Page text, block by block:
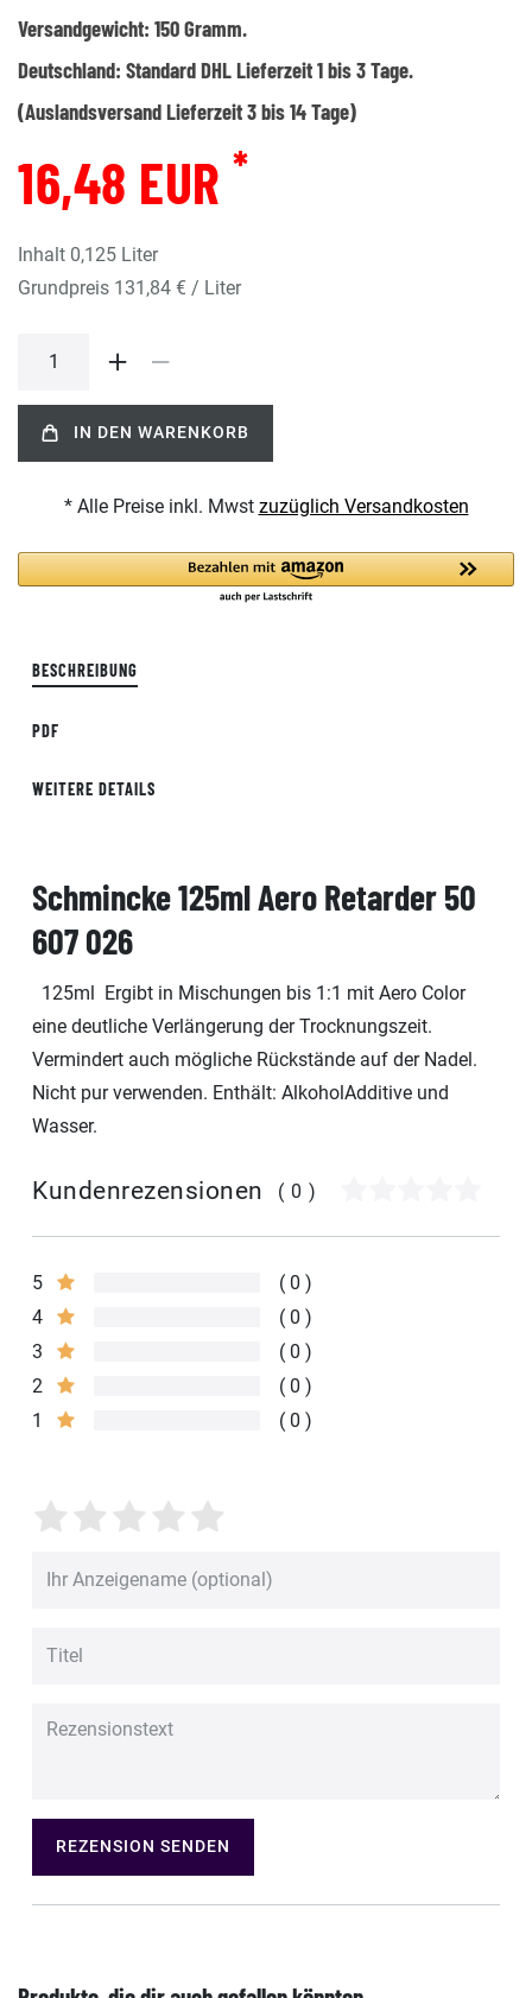
Versandgewicht: 150Gramm.
Deutschland: Standard DHL Lieferzeit 1 bis 3 Tage.
(Auslandsversand Lieferzeit 3 bis 14 Tage)
16,48 EUR *
Inhalt 0,125 Liter
Grundpreis 131,84 € / Liter
IN DEN WARENKORB
* Alle Preise inkl. Mwst zuzüglich Versandkosten
BESCHREIBUNG
PDF
WEITERE DETAILS
Schmincke 125ml Aero Retarder 50
607 026
125ml Ergibt in Mischungen bis 1:1 mit Aero Color
eine deutliche Verlängerung der Trocknungszeit.
Vermindert auch mögliche Rückstände auf der Nadel.
Nicht pur verwenden. Enthält: AlkoholAdditive und
Wasser.
Kundenrezensionen (0)
5
0
4
0
3
0
2
0
1
0
REZENSION SENDEN